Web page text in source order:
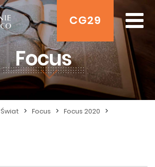
CG29
Focus
Świat > Focus > Focus 2020 >